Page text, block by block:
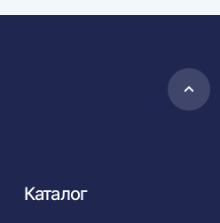
в
Каталог